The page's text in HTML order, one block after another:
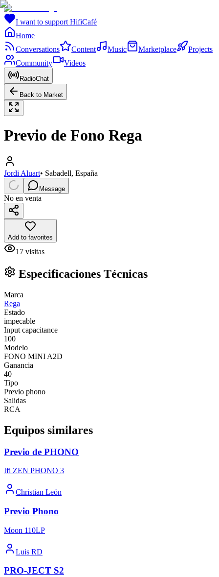
I want to support HifiCafé
Home
Conversations
Content Music Marketplace
Projects
Community
Videos
RadioChat
Back to Market
Previo de Fono Rega
Jordi Aluart• Sabadell, España
Message
No en venta
Add to favorites
17 visitas
Especificaciones Técnicas
Marca
Rega
Estado
impecable
Input capacitance
100
Modelo
FONO MINI A2D
Ganancia
40
Tipo
Previo phono
Salidas
RCA
Equipos similares
Previo de PHONO
Ifi ZEN PHONO 3
Christian León
Previo Phono
Moon 110LP
Luis RD
PRO-JECT S2